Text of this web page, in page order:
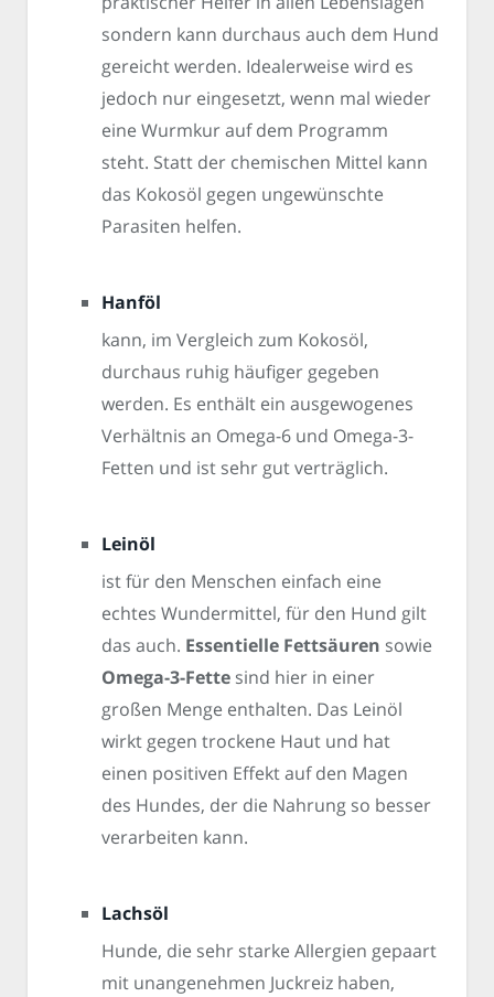
sondern kann durchaus auch dem Hund
gereicht werden. Idealerweise wird es
jedoch nur eingesetzt, wenn mal wieder
eine Wurmkur auf dem Programm
steht. Statt der chemischen Mittel kann
das Kokosöl gegen ungewünschte
Parasiten helfen.
Hanföl
kann, im Vergleich zum Kokosöl,
durchaus ruhig häufiger gegeben
werden. Es enthält ein ausgewogenes
Verhältnis an Omega-6 und Omega-3-
Fetten und ist sehr gut verträglich.
Leinöl
ist für den Menschen einfach eine
echtes Wundermittel, für den Hund gilt
das auch. Essentielle Fettsäuren sowie
Omega-3-Fette sind hier in einer
großen Menge enthalten. Das Leinöl
wirkt gegen trockene Haut und hat
einen positiven Effekt auf den Magen
des Hundes, der die Nahrung so besser
verarbeiten kann.
Lachsöl
Hunde, die sehr starke Allergien gepaart
mit unangenehmen Juckreiz haben,